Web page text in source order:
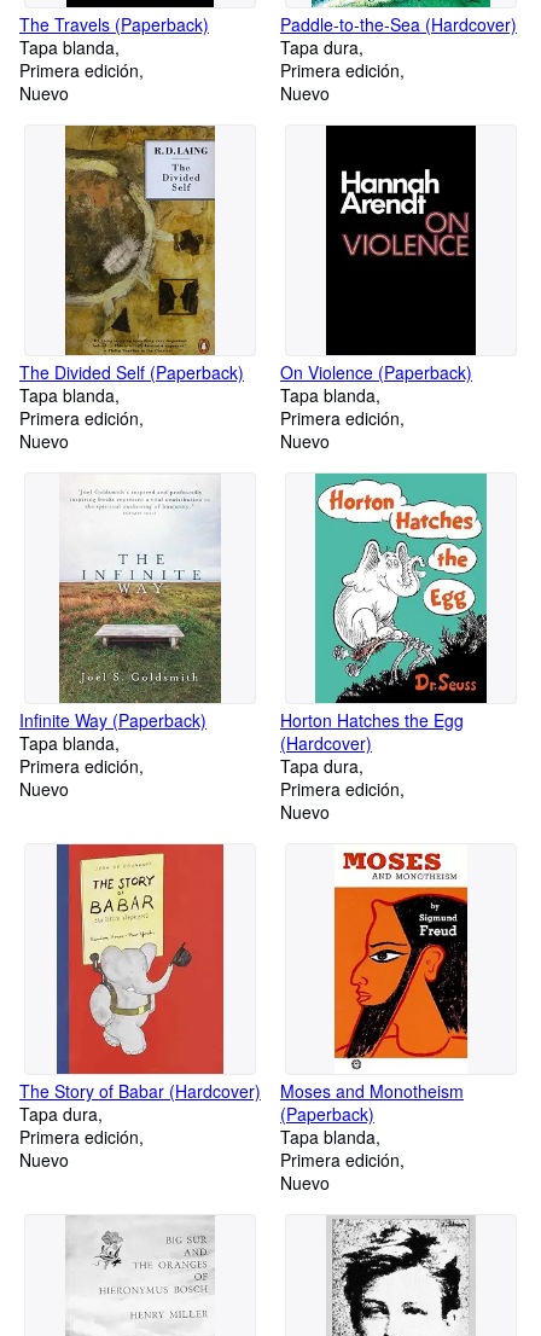
The Travels (Paperback)
Tapa blanda
Primera edición
Nuevo
Paddle-to-the-Sea (Hardcover)
Tapa dura
Primera edición
Nuevo
The Divided Self (Paperback)
Tapa blanda
Primera edición
Nuevo
On Violence (Paperback)
Tapa blanda
Primera edición
Nuevo
Infinite Way (Paperback)
Tapa blanda
Primera edición
Nuevo
Horton Hatches the Egg
(Hardcover)
Tapa dura
Primera edición
Nuevo
The Story of Babar (Hardcover)
Tapa dura
Primera edición
Nuevo
Moses and Monotheism
(Paperback)
Tapa blanda
Primera edición
Nuevo